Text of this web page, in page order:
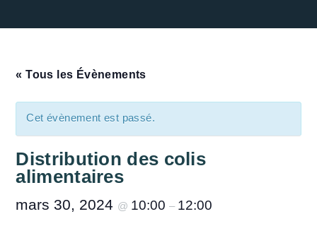
« Tous les Évènements
Cet évènement est passé.
Distribution des colis
alimentaires
mars 30, 2024 @ 10:00– 12:00